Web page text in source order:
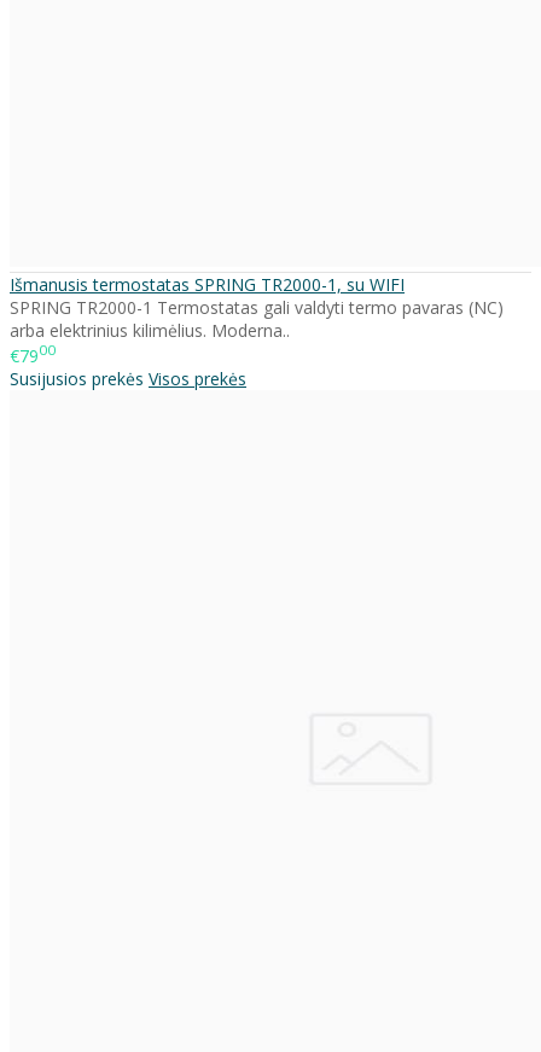
Išmanusis termostatas SPRING TR2000-1, su WIFI
SPRING TR2000-1 Termostatas gali valdyti termo pavaras (NC)
arba elektrinius kilimėlius. Moderna..
€7900
Susijusios prekės Visos prekės